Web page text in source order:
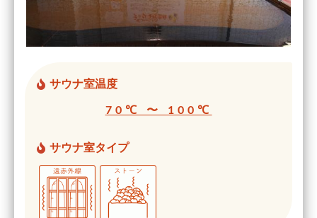
サウナ室温度
70℃ 〜 100℃
サウナ室タイプ